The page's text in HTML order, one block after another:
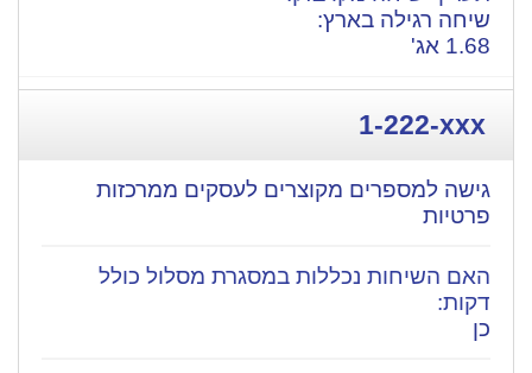
שיחה רגילה בארץ:
1.68 אג'
1-222-xxx
גישה למספרים מקוצרים לעסקים ממרכזות
פרטיות
כן